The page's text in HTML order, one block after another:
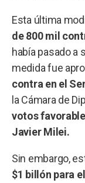
Esta última
de 800 mil
había pasado a
medida fue
contra en el
la Cámara de
votos
Javier Milei.
Sin embargo,
$1 billón para